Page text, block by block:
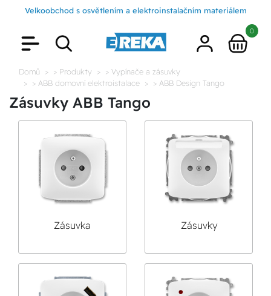
Velkoobchod s osvětlením a elektroinstalačním materiálem
0
Domů > Produkty
> Vypínače a zásuvky
> ABB domovní elektroistalace
> ABB Design Tango
Zásuvky ABB Tango
Zásuvka
Zásuvky
popisovým polem